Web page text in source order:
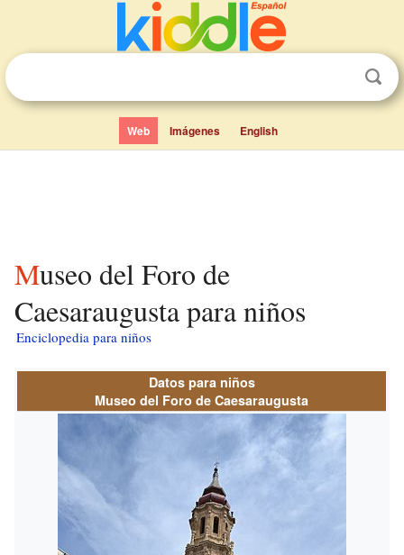
Web Imágenes English
Museo del Foro de
Caesaraugusta para niños
Enciclopedia para niños
Datos para niños
Museo del Foro de Caesaraugusta